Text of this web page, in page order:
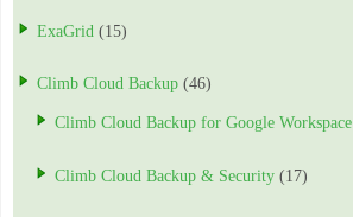
ExaGrid (15)
Climb Cloud Backup (46)
Climb Cloud Backup for Google Workspace
Climb Cloud Backup & Security (17)